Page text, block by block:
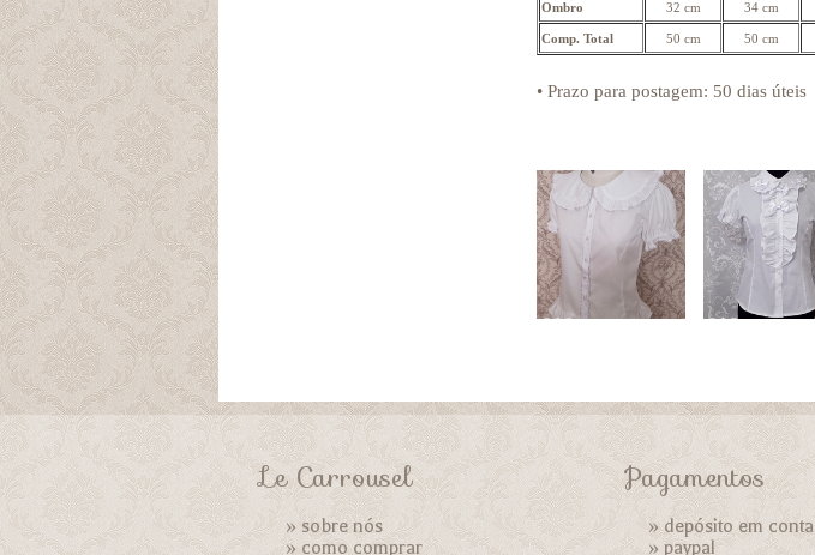
Ombro 32 cm 34 cm
Comp. Total 50 cm 50 cm
• Prazo para postagem: 50 dias úteis
Le Carrousel
» sobre nós
» como comprar
Pagamentos
» depósito em conta
» paypal